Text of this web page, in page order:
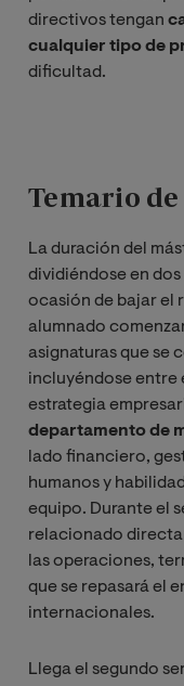
directivos tengan
cualquier tipo de
dificultad.
Temario
La duración del
dividiéndose en
ocasión de bajar el
alumnado
asignaturas que se
incluyéndose entre
estrategia
departamento de
lado financiero,
humanos y
equipo. Durante el
relacionado
las operaciones,
que se repasará el
internacionales.
Llega el segundo